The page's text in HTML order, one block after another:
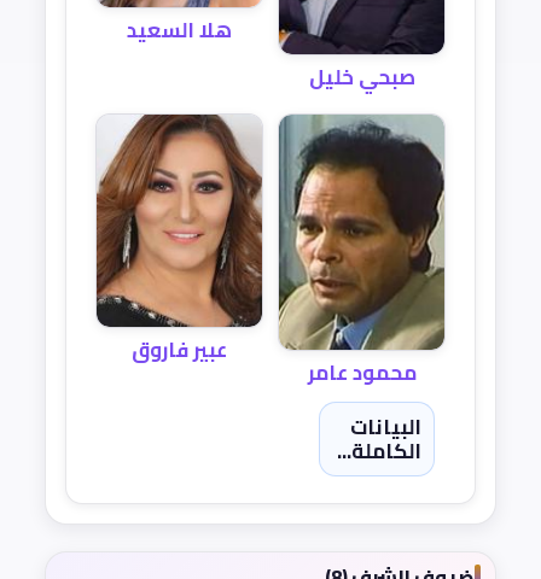
صبحي خليل
هلا السعيد
محمود عامر
عبير فاروق
البيانات
الكاملة...